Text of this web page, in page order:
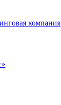
компания